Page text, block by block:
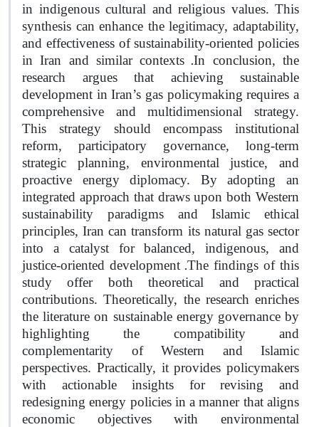
in indigenous cultural and religious values. This
synthesis can enhance the legitimacy, adaptability,
and effectiveness of sustainability-oriented policies
in Iran and similar contexts .In conclusion, the
research argues that achieving sustainable
development in Iran’s gas policymaking requires a
comprehensive and multidimensional strategy.
This strategy should encompass institutional
reform, participatory governance, long-term
strategic planning, environmental justice, and
proactive energy diplomacy. By adopting an
integrated approach that draws upon both Western
sustainability paradigms and Islamic ethical
principles, Iran can transform its natural gas sector
into a catalyst for balanced, indigenous, and
justice-oriented development .The findings of this
study offer both theoretical and practical
contributions. Theoretically, the research enriches
the literature on sustainable energy governance by
highlighting the compatibility and
complementarity of Western and Islamic
perspectives. Practically, it provides policymakers
with actionable insights for revising and
redesigning energy policies in a manner that aligns
economic objectives with environmental